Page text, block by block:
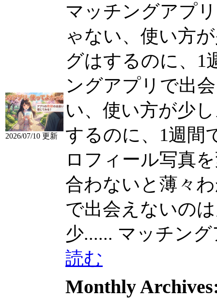
2026/07/10 更新
マッチングアプ
ゃない、使い方
グはするのに、1
ングアプリで出
い、使い方が少
するのに、1週間
ロフィール写真
合わないと薄々
で出会えないの
少...... マッチン
読む
Monthly